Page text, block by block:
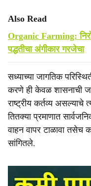
Also Read
Organic Farming:
पद्धतीचा अंगीकार गरजेचा
सध्याच्या जागतिक
करणे ही केवळ शासनाची
राष्ट्रीय कर्तव्य असल्याचे
तितक्या प्रमाणात
वाहन वापर टाळावा तसेच
सांगितले.